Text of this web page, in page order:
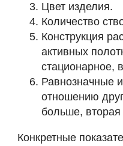
Цвет изделия.
Количество
Конструкция
активных
стационарное,
Равнозначные
отношению
больше,
Конкретные